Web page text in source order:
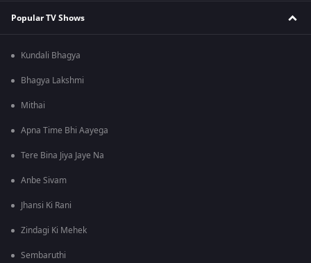
Popular TV Shows
Kundali Bhagya
Bhagya Lakshmi
Mithai
Apna Time Bhi Aayega
Tere Bina Jiya Jaye Na
Anbe Sivam
Jhansi Ki Rani
Zindagi Ki Mehek
Sembaruthi